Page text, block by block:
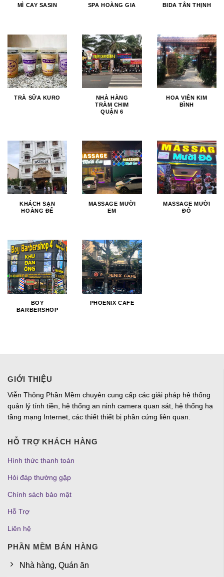
MÌ CAY SASIN SPA HOÀNG GIA BIDA TÂN THỊNH
TRÀ SỮA KURO
NHÀ HÀNG
TRÀM CHIM
QUẬN 6
HOA VIÊN KIM
BÌNH
KHÁCH SẠN
HOÀNG ĐẾ
MASSAGE MƯỜI
EM
MASSAGE MƯỜI
ĐÔ
BOY
BARBERSHOP
PHOENIX CAFE
GIỚI THIỆU
Viễn Thông Phần Mềm chuyên cung cấp các giải pháp hệ thống
quản lý tính tiền, hệ thống an ninh camera quan sát, hệ thống hạ
tầng mạng Internet, các thiết thiết bị phần cứng liên quan.
HỖ TRỢ KHÁCH HÀNG
Hình thức thanh toán
Hỏi đáp thường gặp
Chính sách bảo mật
Hỗ Trợ
Liên hệ
PHẦN MỀM BÁN HÀNG
Nhà hàng, Quán ăn